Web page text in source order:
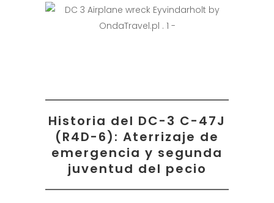
Historia del DC-3 C-47J
(R4D-6): Aterrizaje de
emergencia y segunda
juventud del pecio